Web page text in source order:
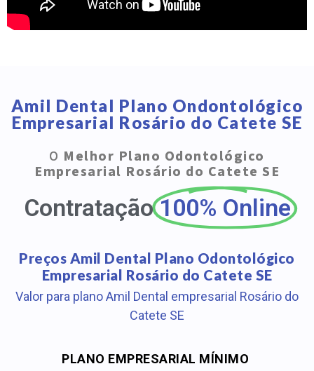
Amil Dental Plano Ondontológico
Empresarial Rosário do Catete SE
O Melhor Plano Odontológico
Empresarial Rosário do Catete SE
Contratação 100% Online
Preços Amil Dental Plano Odontológico
Empresarial Rosário do Catete SE
Valor para plano Amil Dental empresarial Rosário do
Catete SE
PLANO EMPRESARIAL MÍNIMO